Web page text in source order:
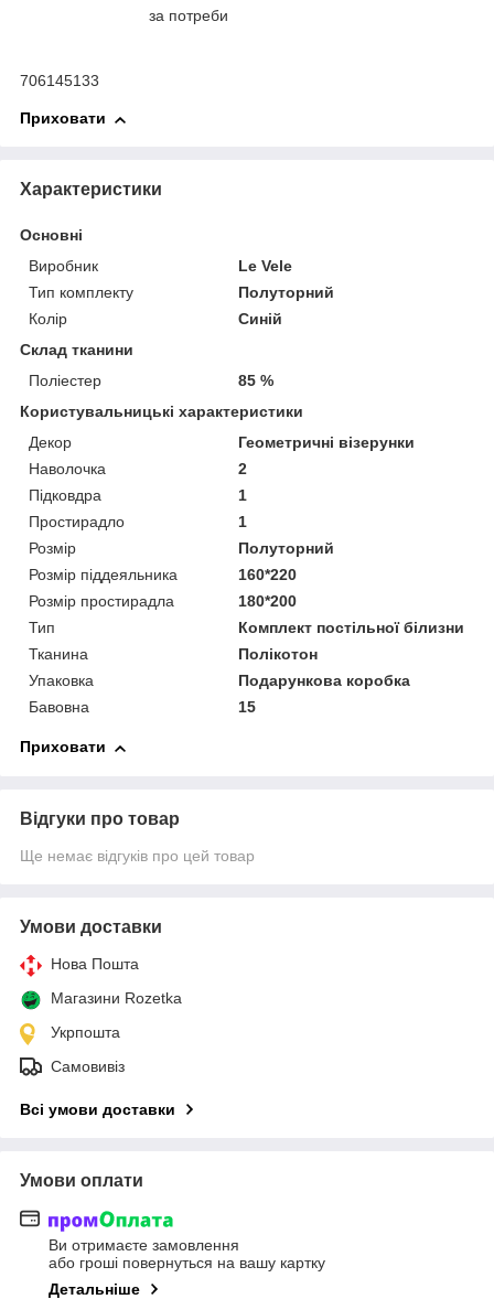
за потреби
706145133
Приховати
Характеристики
Основні
Виробник
Le Vele
Тип комплекту
Полуторний
Колір
Синій
Склад тканини
Поліестер
85 %
Користувальницькі характеристики
Декор
Геометричні візерунки
Наволочка
2
Підковдра
1
Простирадло
1
Розмір
Полуторний
Розмір піддеяльника
160*220
Розмір простирадла
180*200
Тип
Комплект постільної білизни
Тканина
Полікотон
Упаковка
Подарункова коробка
Бавовна
15
Приховати
Відгуки про товар
Ще немає відгуків про цей товар
Умови доставки
Нова Пошта
Магазини Rozetka
Укрпошта
Самовивіз
Всі умови доставки
Умови оплати
Ви отримаєте замовлення
або гроші повернуться на вашу картку
Детальніше